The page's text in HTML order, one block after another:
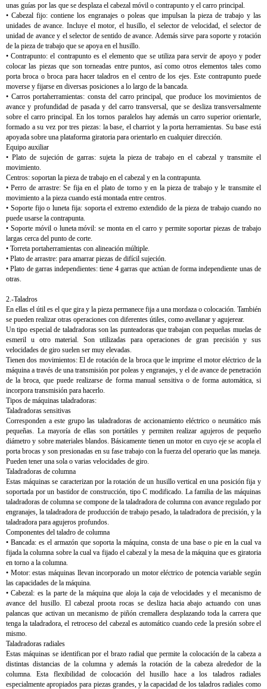
unas guías por las que se desplaza el cabezal móvil o contrapunto y el carro principal.
• Cabezal fijo: contiene los engranajes o poleas que impulsan la pieza de trabajo y las
unidades de avance. Incluye el motor, el husillo, el selector de velocidad, el selector de
unidad de avance y el selector de sentido de avance. Además sirve para soporte y rotación
de la pieza de trabajo que se apoya en el husillo.
• Contrapunto: el contrapunto es el elemento que se utiliza para servir de apoyo y poder
colocar las piezas que son torneadas entre puntos, así como otros elementos tales como
porta broca o broca para hacer taladros en el centro de los ejes. Este contrapunto puede
moverse y fijarse en diversas posiciones a lo largo de la bancada.
• Carros portaherramientas: consta del carro principal, que produce los movimientos de
avance y profundidad de pasada y del carro transversal, que se desliza transversalmente
sobre el carro principal. En los tornos paralelos hay además un carro superior orientarle,
formado a su vez por tres piezas: la base, el charriot y la porta herramientas. Su base está
apoyada sobre una plataforma giratoria para orientarlo en cualquier dirección.
Equipo auxiliar
• Plato de sujeción de garras: sujeta la pieza de trabajo en el cabezal y transmite el
movimiento.
Centros: soportan la pieza de trabajo en el cabezal y en la contrapunta.
• Perro de arrastre: Se fija en el plato de torno y en la pieza de trabajo y le transmite el
movimiento a la pieza cuando está montada entre centros.
• Soporte fijo o luneta fija: soporta el extremo extendido de la pieza de trabajo cuando no
puede usarse la contrapunta.
• Soporte móvil o luneta móvil: se monta en el carro y permite soportar piezas de trabajo
largas cerca del punto de corte.
• Torreta portaherramientas con alineación múltiple.
• Plato de arrastre: para amarrar piezas de difícil sujeción.
• Plato de garras independientes: tiene 4 garras que actúan de forma independiente unas de
otras.
2.-Taladros
En ellas el útil es el que gira y la pieza permanece fija a una mordaza o colocación. También
se pueden realizar otras operaciones con diferentes útiles, como avellanar y agujerear.
Un tipo especial de taladradoras son las punteadoras que trabajan con pequeñas muelas de
esmeril u otro material. Son utilizadas para operaciones de gran precisión y sus
velocidades de giro suelen ser muy elevadas.
Tienen dos movimientos: El de rotación de la broca que le imprime el motor eléctrico de la
máquina a través de una transmisión por poleas y engranajes, y el de avance de penetración
de la broca, que puede realizarse de forma manual sensitiva o de forma automática, si
incorpora transmisión para hacerlo.
Tipos de máquinas taladradoras:
Taladradoras sensitivas
Corresponden a este grupo las taladradoras de accionamiento eléctrico o neumático más
pequeñas. La mayoría de ellas son portátiles y permiten realizar agujeros de pequeño
diámetro y sobre materiales blandos. Básicamente tienen un motor en cuyo eje se acopla el
porta brocas y son presionadas en su fase trabajo con la fuerza del operario que las maneja.
Pueden tener una sola o varias velocidades de giro.
Taladradoras de columna
Estas máquinas se caracterizan por la rotación de un husillo vertical en una posición fija y
soportada por un bastidor de construcción, tipo C modificado. La familia de las máquinas
taladradoras de columna se compone de la taladradora de columna con avance regulado por
engranajes, la taladradora de producción de trabajo pesado, la taladradora de precisión, y la
taladradora para agujeros profundos.
Componentes del taladro de columna
• Bancada: es el armazón que soporta la máquina, consta de una base o pie en la cual va
fijada la columna sobre la cual va fijado el cabezal y la mesa de la máquina que es giratoria
en torno a la columna.
• Motor: estas máquinas llevan incorporado un motor eléctrico de potencia variable según
las capacidades de la máquina.
• Cabezal: es la parte de la máquina que aloja la caja de velocidades y el mecanismo de
avance del husillo. El cabezal proota rocas se desliza hacia abajo actuando con unas
palancas que activan un mecanismo de piñón cremallera desplazando toda la carrera que
tenga la taladradora, el retroceso del cabezal es automático cuando cede la presión sobre el
mismo.
Taladradoras radiales
Estas máquinas se identifican por el brazo radial que permite la colocación de la cabeza a
distintas distancias de la columna y además la rotación de la cabeza alrededor de la
columna. Esta flexibilidad de colocación del husillo hace a los taladros radiales
especialmente apropiados para piezas grandes, y la capacidad de los taladros radiales como